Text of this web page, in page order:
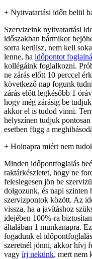
+ Nyitvatartási időn belül
Szervizeink nyitvatartási
időszakban bármikor
sorra kerülsz, nem kell
lenne, ha időpontot
kollégáink foglalkozni.
ne zárás előtt 10 perccel
következő nap fogunk
zárás előtt legkésőbb 1
hogy még zárásig be
akkor el is tudod vinni.
helyszínen tudjuk
esetben függ a
+ Holnapra miért nem
Minden időpontfoglalás
raktárkészletet, hogy ne
feleslegesen jön be
dolgozunk, és napi szinten
szervizpontok között. Az
vissza, ha a javításhoz
idejében 100%-ra
általában 1 munkanapra.
fogadunk el
szeretnél jönni, akkor hívj
vagy írj nekünk, mert nem